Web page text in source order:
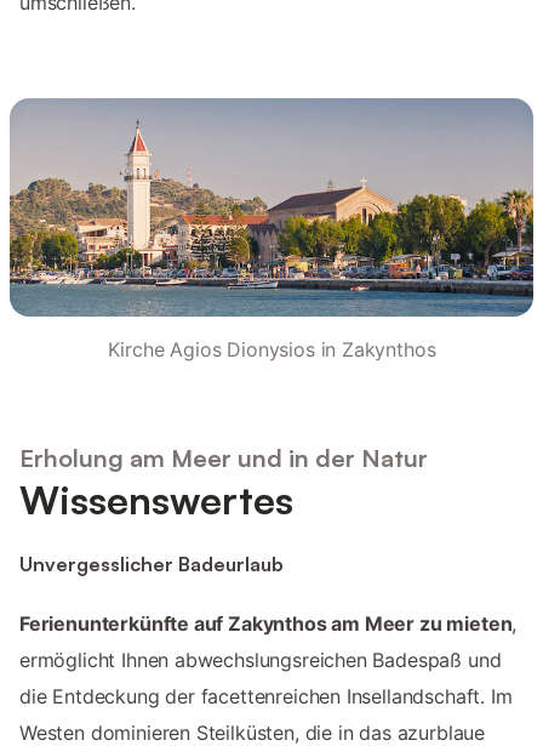
Kirche Agios Dionysios in Zakynthos
Erholung am Meer und in der Natur
Wissenswertes
Unvergesslicher Badeurlaub
Ferienunterkünfte auf Zakynthos am Meer zu mieten,
ermöglicht Ihnen abwechslungsreichen Badespaß und
die Entdeckung der facettenreichen Insellandschaft. Im
Westen dominieren Steilküsten, die in das azurblaue